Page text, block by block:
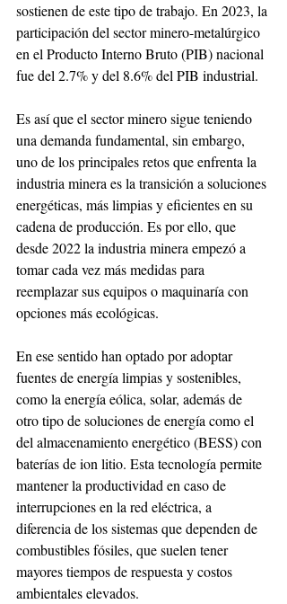
sostienen de este tipo de trabajo. En 2023, la
participación del sector minero-metalúrgico
en el Producto Interno Bruto (PIB) nacional
fue del 2.7% y del 8.6% del PIB industrial.
Es así que el sector minero sigue teniendo
una demanda fundamental, sin embargo,
uno de los principales retos que enfrenta la
industria minera es la transición a soluciones
energéticas, más limpias y eficientes en su
cadena de producción. Es por ello, que
desde 2022 la industria minera empezó a
tomar cada vez más medidas para
reemplazar sus equipos o maquinaría con
opciones más ecológicas.
En ese sentido han optado por adoptar
fuentes de energía limpias y sostenibles,
como la energía eólica, solar, además de
otro tipo de soluciones de energía como el
del almacenamiento energético (BESS) con
baterías de ion litio. Esta tecnología permite
mantener la productividad en caso de
interrupciones en la red eléctrica, a
diferencia de los sistemas que dependen de
combustibles fósiles, que suelen tener
mayores tiempos de respuesta y costos
ambientales elevados.